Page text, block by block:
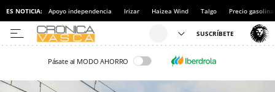
ES NOTICIA: Apoyo independencia Irizar Haizea Wind Talgo Precio gasolina
Pásate al MODO AHORRO